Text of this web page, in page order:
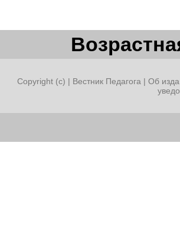
Copyright (c) | Вестник Педагога | Об